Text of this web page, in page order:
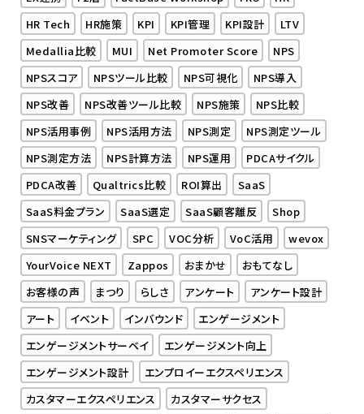
HR Tech
HR施策 KPI KPI管理 KPI設計
LTV
Medallia比較
MUI Net Promoter Score
NPS
NPSスコア
NPSツール比較 NPS可視化
NPS導入
NPS改善
NPS改善ツール比較 NPS施策
NPS比較
NPS活用事例
NPS活用方法 NPS測定
NPS測定ツール
NPS測定方法
NPS計算方法 NPS運用
PDCAサイクル
PDCA改善
Qualtrics比較 ROI算出
SaaS
SaaS料金プラン
SaaS選定 SaaS顧客離反
Shop
SNSマーケティング
SPC VOC分析 VoC活用
wevox
YourVoice NEXT
Zappos おまかせ
おもてなし
お客様の声
まつり らしさ アンケート
アンケート設計
アート
イベント インバウンド
エンゲージメント
エンゲージメントサーベイ
エンゲージメント向上
エンゲージメント設計
エンプロイーエクスペリエンス
カスタマーエクスペリエンス
カスタマーサクセス